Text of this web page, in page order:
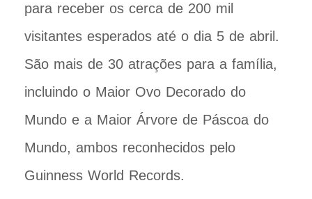
para receber os cerca de 200 mil
visitantes esperados até o dia 5 de abril.
São mais de 30 atrações para a família,
incluindo o Maior Ovo Decorado do
Mundo e a Maior Árvore de Páscoa do
Mundo, ambos reconhecidos pelo
Guinness World Records.